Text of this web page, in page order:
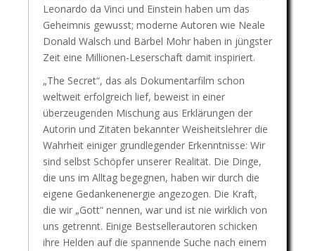
Leonardo da Vinci und Einstein haben um das
Geheimnis gewusst; moderne Autoren wie Neale
Donald Walsch und Bärbel Mohr haben in jüngster
Zeit eine Millionen-Leserschaft damit inspiriert.
„The Secret“, das als Dokumentarfilm schon
weltweit erfolgreich lief, beweist in einer
überzeugenden Mischung aus Erklärungen der
Autorin und Zitaten bekannter Weisheitslehrer die
Wahrheit einiger grundlegender Erkenntnisse: Wir
sind selbst Schöpfer unserer Realität. Die Dinge,
die uns im Alltag begegnen, haben wir durch die
eigene Gedankenenergie angezogen. Die Kraft,
die wir „Gott“ nennen, war und ist nie wirklich von
uns getrennt. Einige Bestsellerautoren schicken
ihre Helden auf die spannende Suche nach einem